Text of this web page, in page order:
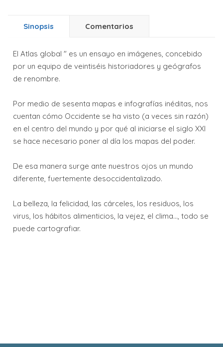
Sinopsis Comentarios
El Atlas global " es un ensayo en imágenes, concebido
por un equipo de veintiséis historiadores y geógrafos
de renombre.
Por medio de sesenta mapas e infografías inéditas, nos
cuentan cómo Occidente se ha visto (a veces sin razón)
en el centro del mundo y por qué al iniciarse el siglo XXI
se hace necesario poner al día los mapas del poder.
De esa manera surge ante nuestros ojos un mundo
diferente, fuertemente desoccidentalizado.
La belleza, la felicidad, las cárceles, los residuos, los
virus, los hábitos alimenticios, la vejez, el clima..., todo se
puede cartografiar.